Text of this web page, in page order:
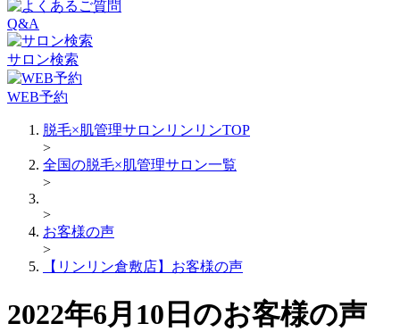
Q&A
サロン検索
WEB予約
脱毛×肌管理サロンリンリンTOP
>
全国の脱毛×肌管理サロン一覧
>
>
お客様の声
>
【リンリン倉敷店】お客様の声
2022年6月10日のお客様の声